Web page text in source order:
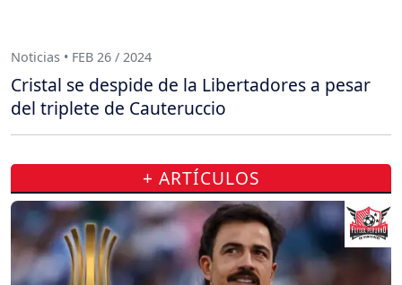
Noticias • FEB 26 / 2024
Cristal se despide de la Libertadores a pesar
del triplete de Cauteruccio
+ ARTÍCULOS